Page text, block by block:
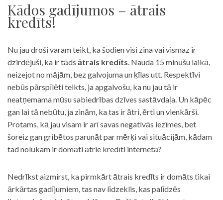
Kādos gadījumos – ātrais
kredīts!
Nu jau droši varam teikt, ka šodien visi zina vai vismaz ir
dzirdējuši, ka ir tāds ātrais kredīts. Nauda 15 minūšu laikā,
neizejot no mājām, bez galvojuma un ķīlas utt. Respektīvi
nebūs pārspīlēti teikts, ja apgalvošu, ka nu jau tā ir
neatņemama mūsu sabiedrības dzīves sastāvdaļa. Un kāpēc
gan lai tā nebūtu, ja zinām, ka tas ir ātri, ērti un vienkārši.
Protams, kā jau visam ir arī savas negatīvās iezīmes, bet
šoreiz gan gribētos parunāt par mērķi vai situācijām, kādam
tad nolūkam ir domāti ātrie kredīti internetā?
Nedrīkst aizmirst, ka pirmkārt ātrais kredīts ir domāts tikai
ārkārtas gadījumiem, tas nav līdzeklis, kas palīdzēs